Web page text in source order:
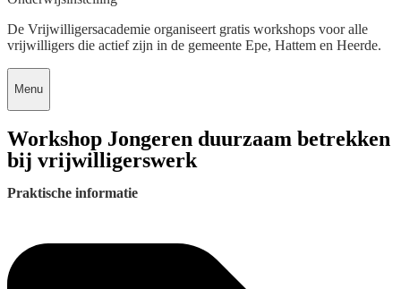
De Vrijwilligersacademie organiseert gratis workshops voor alle
vrijwilligers die actief zijn in de gemeente Epe, Hattem en Heerde.
Menu
Workshop Jongeren duurzaam betrekken
bij vrijwilligerswerk
Praktische informatie